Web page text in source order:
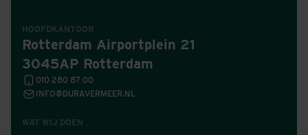
WAT WIJ DOEN
HOOFDKANTOOR
Rotterdam Airportplein 21
3045AP Rotterdam
010 280 87 00
INFO@DURAVERMEER.NL